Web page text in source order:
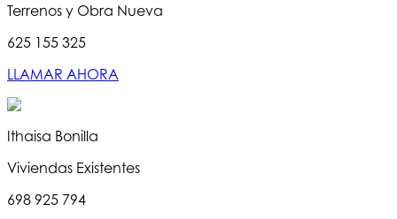
Terrenos y Obra Nueva
625 155 325
LLAMAR AHORA
Ithaisa Bonilla
Viviendas Existentes
698 925 794